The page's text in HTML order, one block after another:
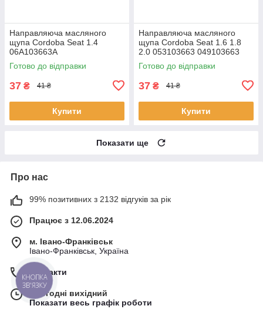
Направляюча масляного
щупа Cordoba Seat 1.4
06A103663A
Готово до відправки
37 ₴ 41 ₴
Купити
Направляюча масляного
щупа Cordoba Seat 1.6 1.8
2.0 053103663 049103663
Готово до відправки
37 ₴ 41 ₴
Купити
Показати ще
Про нас
99% позитивних з 2132 відгуків за рік
Працює з 12.06.2024
м. Івано-Франківськ
Івано-Франківськ, Україна
Контакти
Сьогодні вихідний
Показати весь графік роботи
КНОПКА
ЗВ'ЯЗКУ